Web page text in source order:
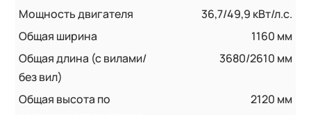
Мощность двигателя
36,7/49,9 кВт/л.с.
Общая ширина
1160 мм
Общая длина (с вилами/
без вил)
3680/2610 мм
Общая высота по
2120 мм